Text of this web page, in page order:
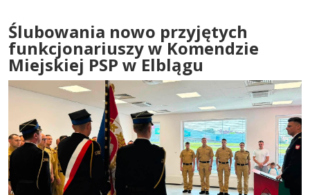
Ślubowania nowo przyjętych
funkcjonariuszy w Komendzie
Miejskiej PSP w Elblągu